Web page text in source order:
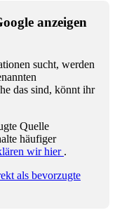
anzeigen
sucht, werden
das sind, könnt ihr
Quelle
häufiger
wir hier .
als bevorzugte